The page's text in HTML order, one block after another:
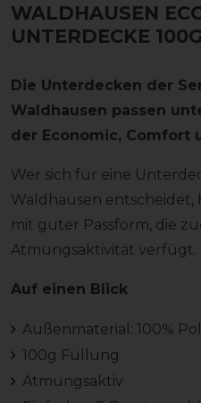
WALDHAUSEN
UNTERDECKE
Die Unterdecken der
Waldhausen passen
der Economic, Comfort
Wer sich für eine
Waldhausen entscheidet,
mit guter Passform, die
Atmungsaktivität verfügt.
Auf einen Blick
Außenmaterial: 100%
100g Füllung
Atmungsaktiv